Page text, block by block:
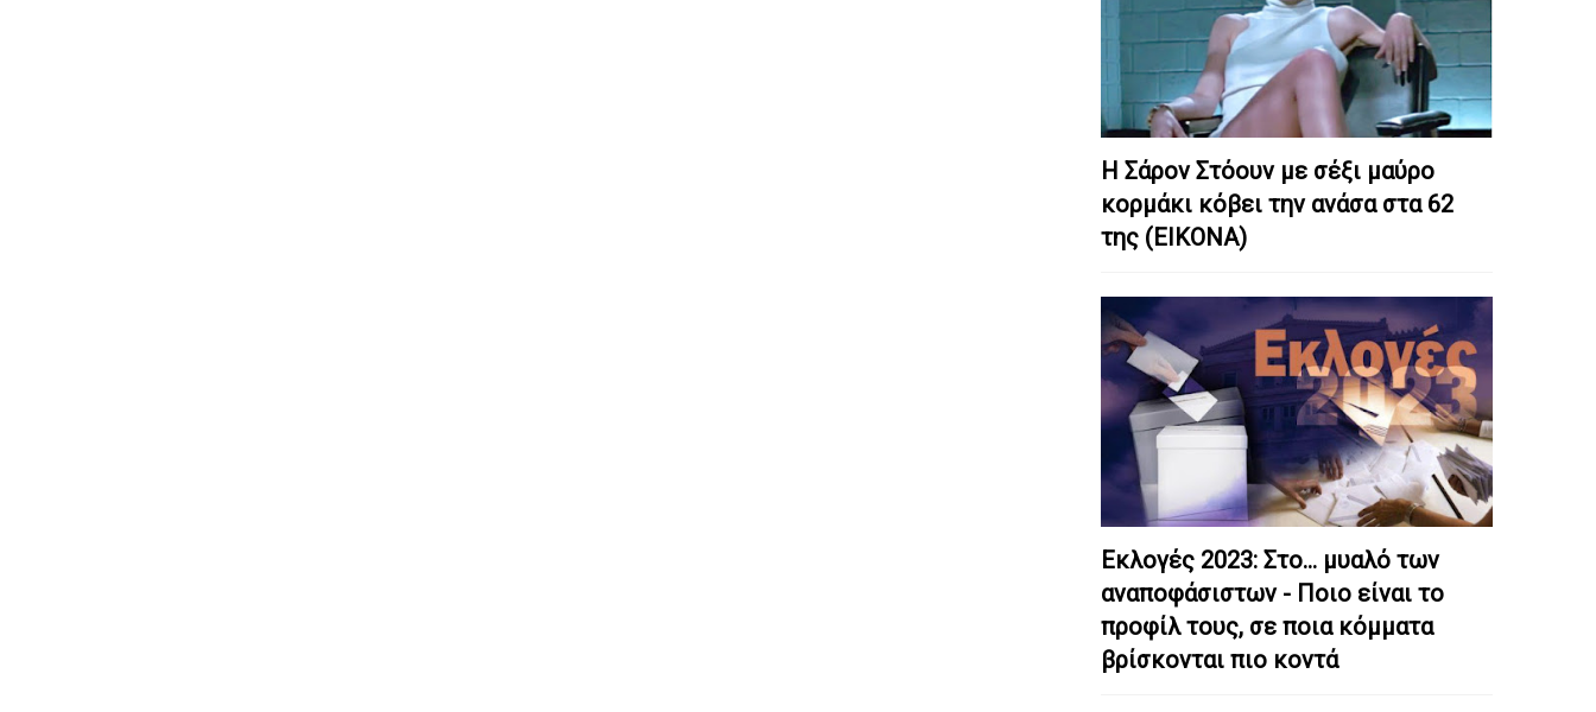
Η Σάρον Στόουν με σέξι μαύρο
κορμάκι κόβει την ανάσα στα 62
της (ΕΙΚΟΝΑ)
Εκλογές 2023: Στο… μυαλό των
αναποφάσιστων - Ποιο είναι το
προφίλ τους, σε ποια κόμματα
βρίσκονται πιο κοντά